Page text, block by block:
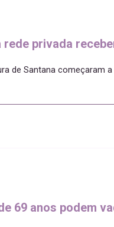
privada
de Santana começaram
69 anos podem